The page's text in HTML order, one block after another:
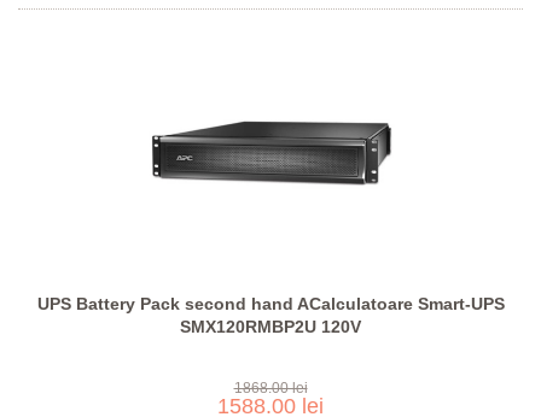
UPS Battery Pack second hand ACalculatoare Smart-UPS
SMX120RMBP2U 120V
1868.00 lei
1588.00 lei